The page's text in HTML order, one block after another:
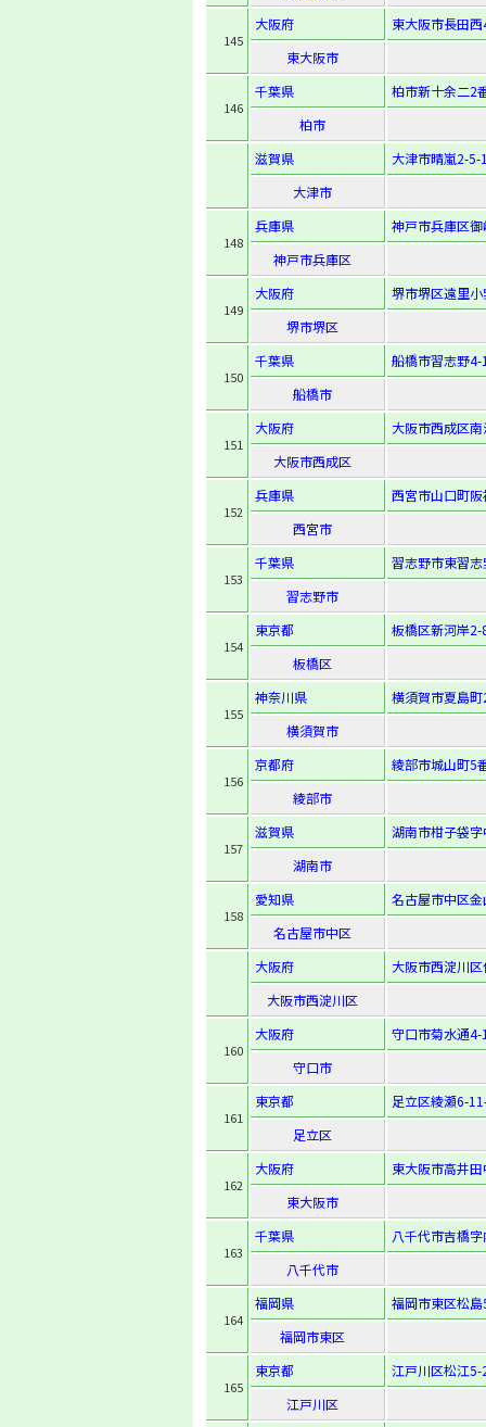
145
大阪府
東大阪市長田
東大阪市
146
千葉県
柏市新十余二2
柏市
滋賀県
大津市晴嵐2-5-
大津市
148
兵庫県
神戸市兵庫区
神戸市兵庫区
149
大阪府
堺市堺区遠里
堺市堺区
150
千葉県
船橋市習志野4-
船橋市
151
大阪府
大阪市西成区
大阪市西成区
152
兵庫県
西宮市山口町
西宮市
153
千葉県
習志野市東習
習志野市
154
東京都
板橋区新河岸2-
板橋区
155
神奈川県
横須賀市夏島
横須賀市
156
京都府
綾部市城山町5
綾部市
157
滋賀県
湖南市柑子袋
湖南市
158
愛知県
名古屋市中区
名古屋市中区
大阪府
大阪市西淀川
大阪市西淀川区
160
大阪府
守口市菊水通
守口市
161
東京都
足立区綾瀬6-
足立区
162
大阪府
東大阪市高井
東大阪市
163
千葉県
八千代市吉橋
八千代市
164
福岡県
福岡市東区松
福岡市東区
165
東京都
江戸川区松江
江戸川区